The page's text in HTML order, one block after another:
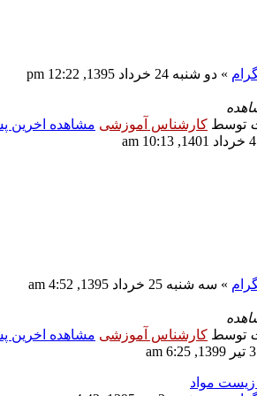
» دو شنبه 24 خرداد 1395, 12:22 pm
توسط کارشناس آموزشی مشاهده اخرین
» سه شنبه 25 خرداد 1395, 4:52 am
توسط کارشناس آموزشی مشاهده اخرین
مواد